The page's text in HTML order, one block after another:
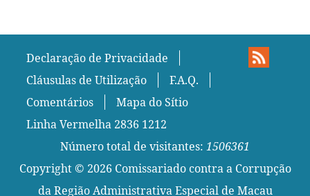
Declaração de Privacidade
Cláusulas de Utilização
F.A.Q.
Comentários
Mapa do Sítio
Linha Vermelha 2836 1212
Número total de visitantes: 1506361
Copyright © 2026 Comissariado contra a Corrupção
da Região Administrativa Especial de Macau